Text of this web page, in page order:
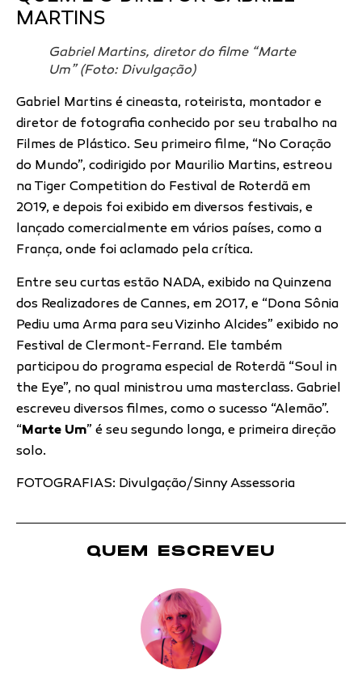
MARTINS
Gabriel Martins, diretor do filme “Marte
Um” (Foto: Divulgação)
Gabriel Martins é cineasta, roteirista, montador e
diretor de fotografia conhecido por seu trabalho na
Filmes de Plástico. Seu primeiro filme, “No Coração
do Mundo”, codirigido por Maurilio Martins, estreou
na Tiger Competition do Festival de Roterdã em
2019, e depois foi exibido em diversos festivais, e
lançado comercialmente em vários países, como a
França, onde foi aclamado pela crítica.
Entre seu curtas estão NADA, exibido na Quinzena
dos Realizadores de Cannes, em 2017, e “Dona Sônia
Pediu uma Arma para seu Vizinho Alcides” exibido no
Festival de Clermont-Ferrand. Ele também
participou do programa especial de Roterdã “Soul in
the Eye”, no qual ministrou uma masterclass. Gabriel
escreveu diversos filmes, como o sucesso “Alemão”.
“Marte Um” é seu segundo longa, e primeira direção
solo.
FOTOGRAFIAS: Divulgação/Sinny Assessoria
QUEM ESCREVEU